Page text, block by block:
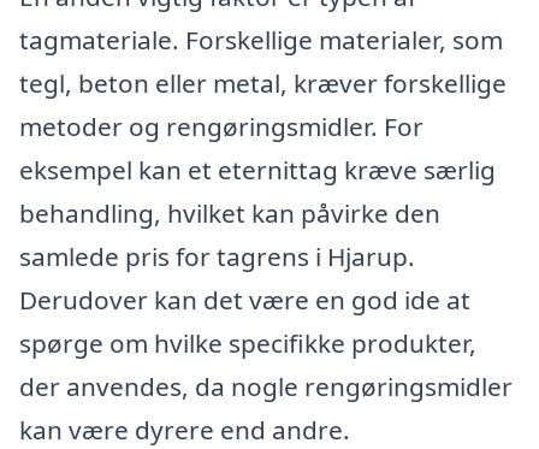
tagmateriale. Forskellige materialer, som
tegl, beton eller metal, kræver forskellige
metoder og rengøringsmidler. For
eksempel kan et eternittag kræve særlig
behandling, hvilket kan påvirke den
samlede pris for tagrens i Hjarup.
Derudover kan det være en god ide at
spørge om hvilke specifikke produkter,
der anvendes, da nogle rengøringsmidler
kan være dyrere end andre.